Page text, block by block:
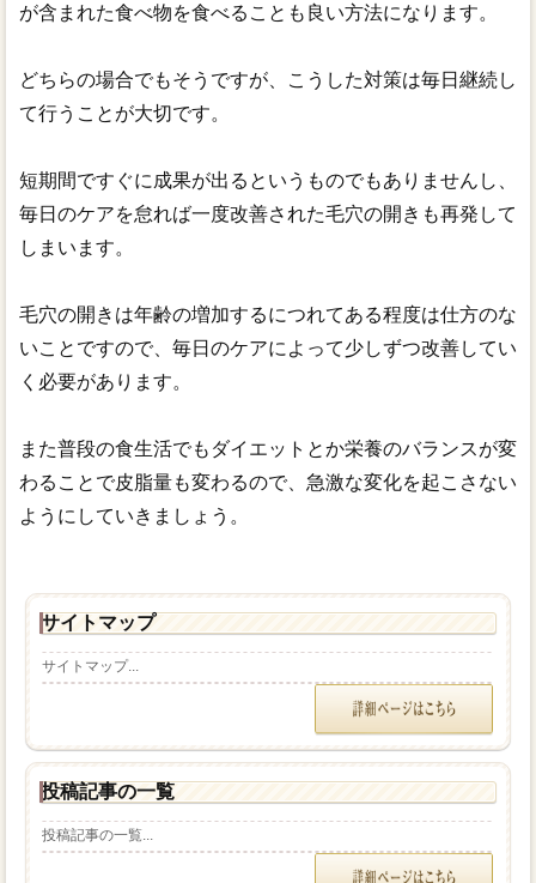
が含まれた食べ物を食べることも良い方法になります。
どちらの場合でもそうですが、こうした対策は毎日継続し
て行うことが大切です。
短期間ですぐに成果が出るというものでもありませんし、
毎日のケアを怠れば一度改善された毛穴の開きも再発して
しまいます。
毛穴の開きは年齢の増加するにつれてある程度は仕方のな
いことですので、毎日のケアによって少しずつ改善してい
く必要があります。
また普段の食生活でもダイエットとか栄養のバランスが変
わることで皮脂量も変わるので、急激な変化を起こさない
ようにしていきましょう。
サイトマップ
サイトマップ...
投稿記事の一覧
投稿記事の一覧...